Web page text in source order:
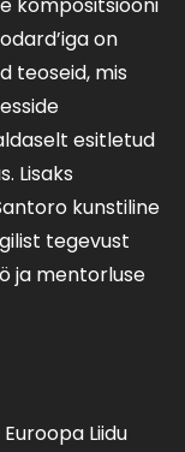
on
teoseid, mis
esitletud
Lisaks
kunstiline
tegevust
ja mentorluse
Liidu